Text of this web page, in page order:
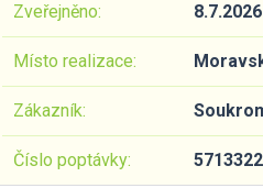
Zveřejněno:
Místo realizace:
Zákazník:
Číslo poptávky: